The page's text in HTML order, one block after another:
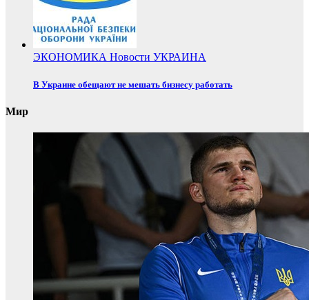
ЭКОНОМИКА Новости УКРАИНА
В Украине обещают не мешать бизнесу работать
Мир